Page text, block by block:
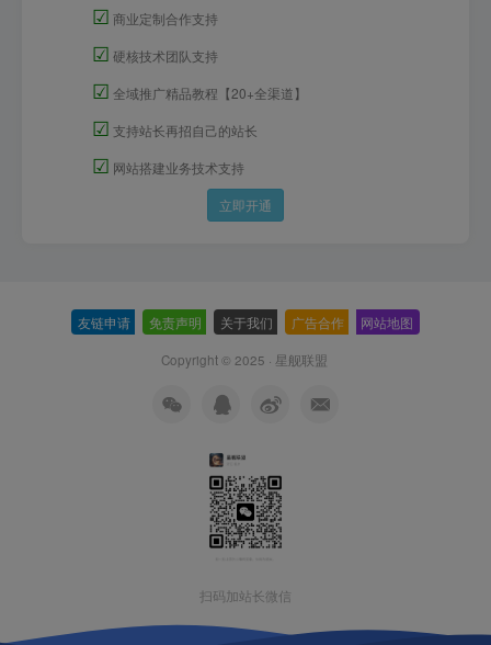
☑ 商业定制合作支持
☑ 硬核技术团队支持
☑ 全域推广精品教程【20+全渠道】
☑ 支持站长再招自己的站长
☑ 网站搭建业务技术支持
立即开通
友链申请 免责声明 关于我们 广告合作 网站地图
Copyright © 2025 · 星舰联盟
扫码加站长微信